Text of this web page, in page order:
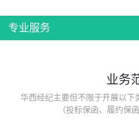
专业服务
业务
华西经纪主要但不限于开展以下
（投标保函、履约保